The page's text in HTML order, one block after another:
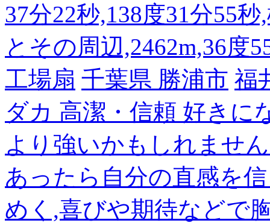
37分22秒,138度31分55秒
とその周辺,2462m,36度
工場扇 千葉県 勝浦市 福
ダカ 高潔・信頼 好きに
より強いかもしれませ
あったら自分の直感を
めく,喜びや期待などで